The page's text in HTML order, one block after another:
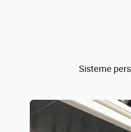
Sisteme